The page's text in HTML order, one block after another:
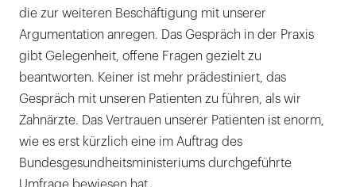
die zur weiteren Beschäftigung mit unserer
Argumentation anregen. Das Gespräch in der Praxis
gibt Gelegenheit, offene Fragen gezielt zu
beantworten. Keiner ist mehr prädestiniert, das
Gespräch mit unseren Patienten zu führen, als wir
Zahnärzte. Das Vertrauen unserer Patienten ist enorm,
wie es erst kürzlich eine im Auftrag des
Bundesgesundheitsministeriums durchgeführte